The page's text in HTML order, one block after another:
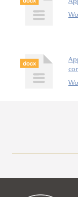
Rektori
Dékáni
Dékáni
Campus térkép